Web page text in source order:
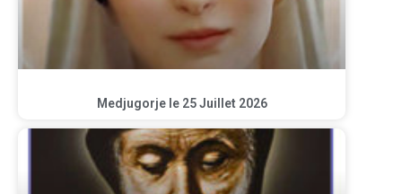
Medjugorje le 25 Juillet 2026